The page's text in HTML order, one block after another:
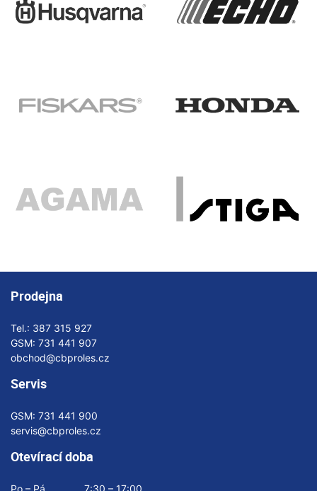
Prodejna
Tel.: 387 315 927
GSM: 731 441 907
obchod@cbproles.cz
Servis
GSM: 731 441 900
servis@cbproles.cz
Otevírací doba
Po – Pá 7:30 – 17:00